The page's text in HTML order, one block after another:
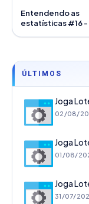
Entendendo as
estatísticas #16 -
ÚLTIMOS
Joga
02/08/
Joga
01/08/
Joga
31/07/